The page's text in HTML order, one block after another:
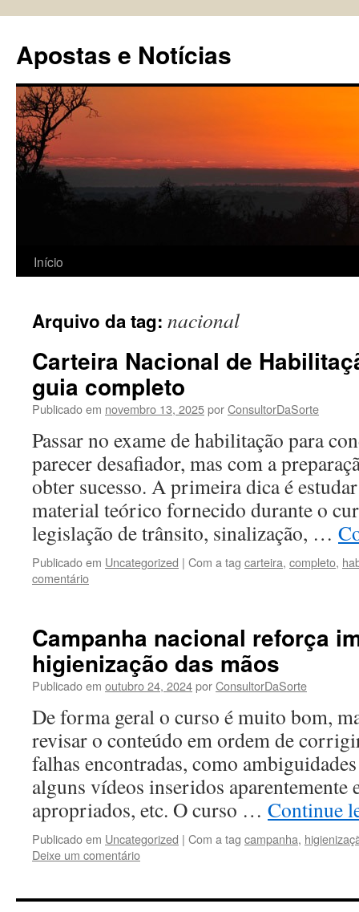
conteúdo
Apostas e Notícias
Início
Arquivo da tag: nacional
Carteira Nacional de
guia completo
Publicado em novembro 13, 2025porConsultorDaSorte
Passar no exame de habilitação para
parecer desafiador, mas com a
obter sucesso. A primeira dica é
material teórico fornecido durante o
legislação de trânsito, sinalização, …
Publicado em Uncategorized | Com a tag carteira, completo,
comentário
Campanha nacional reforça
higienização das mãos
Publicado em outubro 24, 2024porConsultorDaSorte
De forma geral o curso é muito bom,
revisar o conteúdo em ordem de
falhas encontradas, como
alguns vídeos inseridos aparentemente
apropriados, etc. O curso … Continue
Publicado em Uncategorized | Com a tag campanha,
Deixe um comentário